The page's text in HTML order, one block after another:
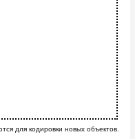
для кодировки новых объектов.